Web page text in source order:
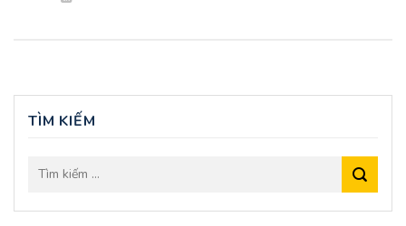
TÌM KIẾM